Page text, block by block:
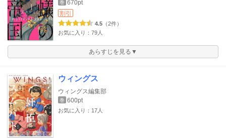
巻 670pt
割引
4.5 （2件）
お気に入り：79人
あらすじを見る▼
ウィングス
ウィングス編集部
巻 600pt
お気に入り：17人